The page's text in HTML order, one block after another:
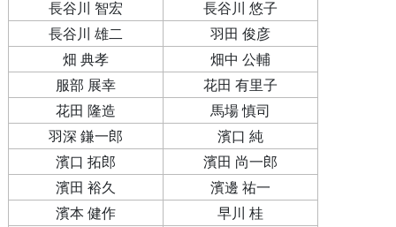
長谷川 智宏
長谷川 悠子
長谷川 雄二
羽田 俊彦
畑 典孝
畑中 公輔
服部 展幸
花田 有里子
花田 隆造
馬場 慎司
羽深 鎌一郎
濱口 純
濱口 拓郎
濱田 尚一郎
濱田 裕久
濱邊 祐一
濱本 健作
早川 桂